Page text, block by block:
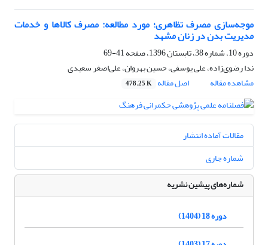
موجه‌سازی مصرف تظاهری؛ مورد مطالعه: مصرف کالاها و خدمات
مدیریت بدن در زنان مشهد
دوره 10، شماره 38، تابستان 1396، صفحه
41-69
ندا رضوی‌زاده، علی یوسفی، حسین بهروان، علی‌اصغر سعیدی
مشاهده مقاله
اصل مقاله 478.25 K
مقالات آماده انتشار
شماره جاری
شماره‌های پیشین نشریه
دوره 18 (1404)